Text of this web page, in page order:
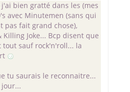
bien gratté dans les (mes
avec Minutemen (sans qui
pas fait grand chose),
Killing Joke... Bcp disent que
tout sauf rock'n'roll... la
tu saurais le reconnaitre...